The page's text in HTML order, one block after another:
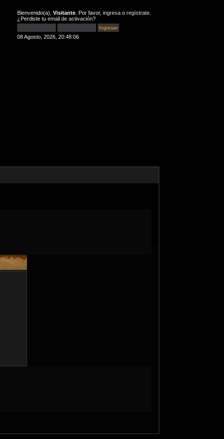
Bienvenido(a), Visitante . Por favor, ingresa o regístrate
¿Perdiste tu email de activación?
08 Agosto, 2026, 20:48:06